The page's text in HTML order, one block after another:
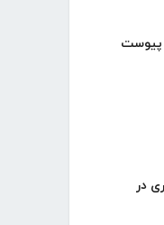
پیوست
در